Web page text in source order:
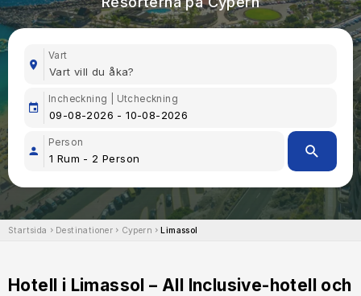
Vart
Incheckning | Utcheckning
Person
Startsida Destinationer Cypern Limassol
Hotell i Limassol – All Inclusive-hotell och